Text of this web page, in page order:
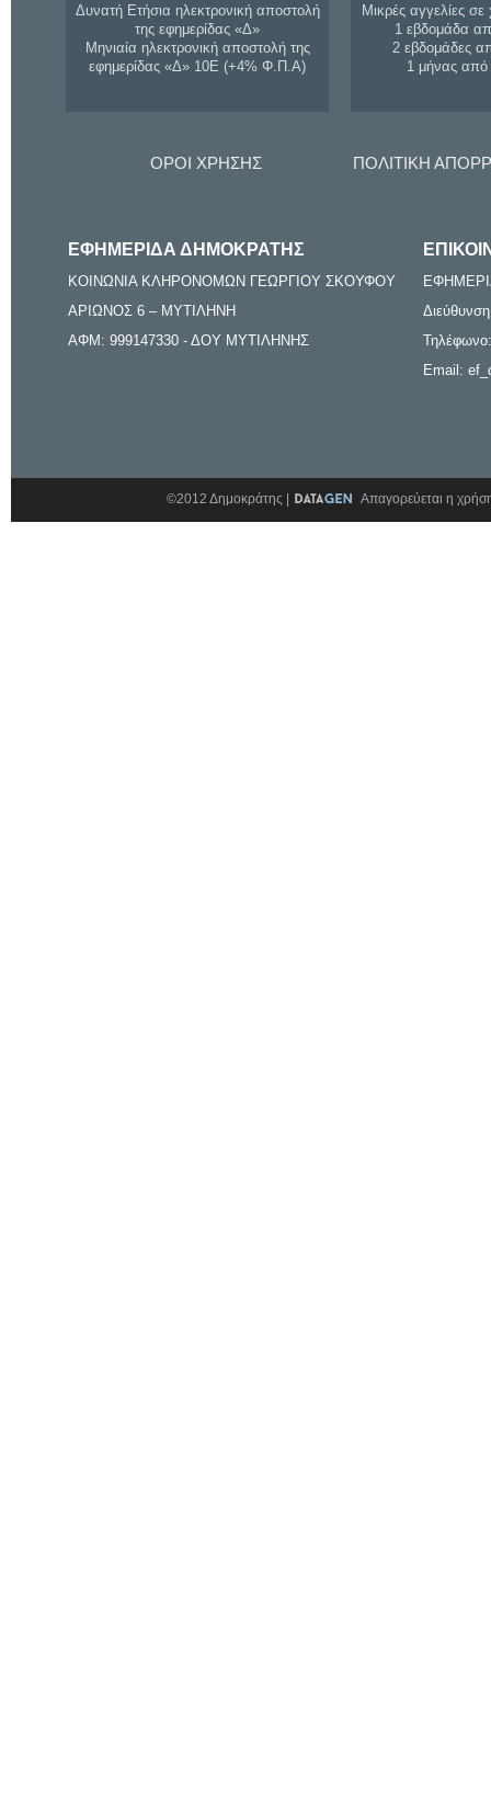
Δυνατή Ετήσια ηλεκτρονική αποστολή
της εφημερίδας «Δ»
Μηνιαία ηλεκτρονική αποστολή της
εφημερίδας «Δ» 10Ε (+4% Φ.Π.Α)
Μικρές αγγελίες σε
1 εβδομάδα
2 εβδομάδες
1 μήνας
ΟΡΟΙ ΧΡΗΣΗΣ ΠΟΛΙΤΙΚΗ
ΕΦΗΜΕΡΙΔΑ ΔΗΜΟΚΡΑΤΗΣ
ΚΟΙΝΩΝΙΑ ΚΛΗΡΟΝΟΜΩΝ ΓΕΩΡΓΙΟΥ ΣΚΟΥΦΟΥ
ΑΡΙΩΝΟΣ 6 – ΜΥΤΙΛΗΝΗ
ΑΦΜ: 999147330 - ΔΟΥ ΜΥΤΙΛΗΝΗΣ
Email:
©2012 Δημοκράτης | Απαγορεύεται η